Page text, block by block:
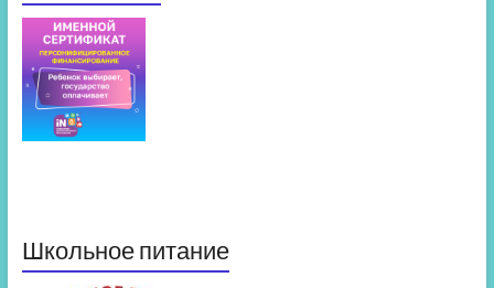
Школьное питание